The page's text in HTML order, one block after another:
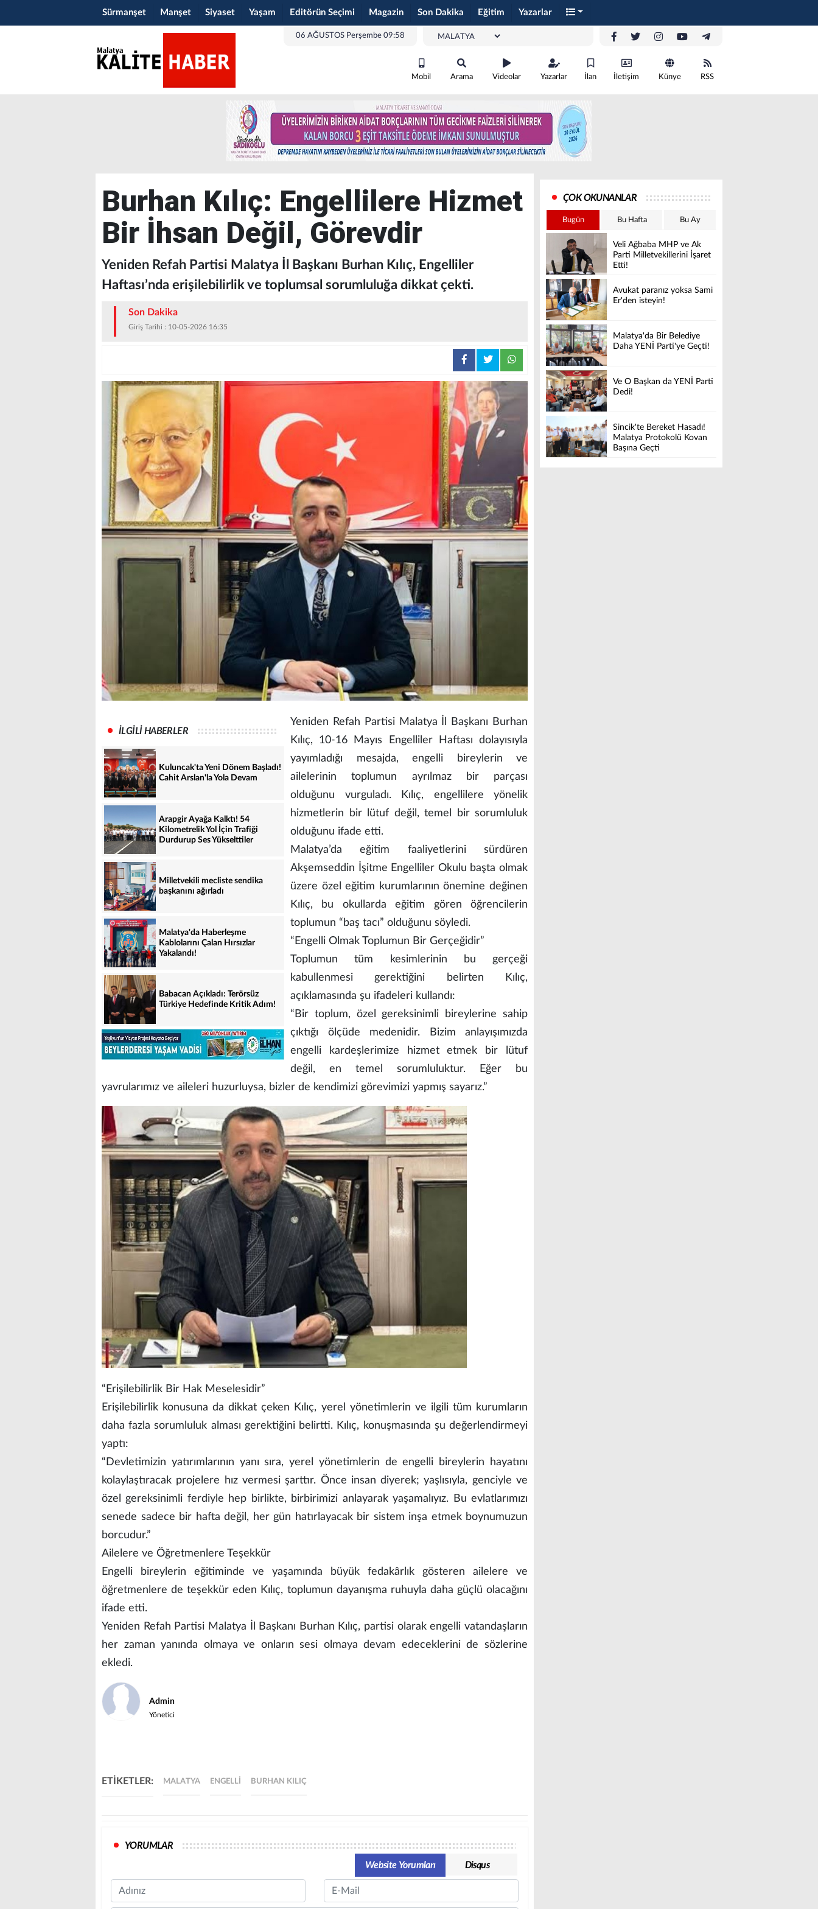
Sürmanşet Manşet Siyaset Yaşam Editörün Seçimi Magazin Son Dakika Eğitim Yazarlar
06 AĞUSTOS Perşembe 09:58
Mobil Arama Videolar Yazarlar İlan İletişim Künye RSS
Burhan Kılıç: Engellilere Hizmet
Bir İhsan Değil, Görevdir
Yeniden Refah Partisi Malatya İl Başkanı Burhan Kılıç, Engelliler
Haftası’nda erişilebilirlik ve toplumsal sorumluluğa dikkat çekti.
Son Dakika
Giriş Tarihi : 10-05-2026 16:35
İLGİLİ HABERLER
Kuluncak'ta Yeni Dönem Başladı!
Cahit Arslan'la Yola Devam
Arapgir Ayağa Kalktı! 54
Kilometrelik Yol İçin Trafiği
Durdurup Ses Yükselttiler
Milletvekili mecliste sendika
başkanını ağırladı
Malatya'da Haberleşme
Kablolarını Çalan Hırsızlar
Yakalandı!
Babacan Açıkladı: Terörsüz
Türkiye Hedefinde Kritik Adım!
Yeniden Refah Partisi Malatya İl Başkanı Burhan
Kılıç, 10-16 Mayıs Engelliler Haftası dolayısıyla
yayımladığı mesajda, engelli bireylerin ve
ailelerinin toplumun ayrılmaz bir parçası
olduğunu vurguladı. Kılıç, engellilere yönelik
hizmetlerin bir lütuf değil, temel bir sorumluluk
olduğunu ifade etti.
Malatya’da eğitim faaliyetlerini sürdüren
Akşemseddin İşitme Engelliler Okulu başta olmak
üzere özel eğitim kurumlarının önemine değinen
Kılıç, bu okullarda eğitim gören öğrencilerin
toplumun “baş tacı” olduğunu söyledi.
“Engelli Olmak Toplumun Bir Gerçeğidir”
Toplumun tüm kesimlerinin bu gerçeği
kabullenmesi gerektiğini belirten Kılıç,
açıklamasında şu ifadeleri kullandı:
“Bir toplum, özel gereksinimli bireylerine sahip
çıktığı ölçüde medenidir. Bizim anlayışımızda
engelli kardeşlerimize hizmet etmek bir lütuf
değil, en temel sorumluluktur. Eğer bu
yavrularımız ve aileleri huzurluysa, bizler de kendimizi görevimizi yapmış sayarız.”
“Erişilebilirlik Bir Hak Meselesidir”
Erişilebilirlik konusuna da dikkat çeken Kılıç, yerel yönetimlerin ve ilgili tüm kurumların
daha fazla sorumluluk alması gerektiğini belirtti. Kılıç, konuşmasında şu değerlendirmeyi
yaptı:
“Devletimizin yatırımlarının yanı sıra, yerel yönetimlerin de engelli bireylerin hayatını
kolaylaştıracak projelere hız vermesi şarttır. Önce insan diyerek; yaşlısıyla, genciyle ve
özel gereksinimli ferdiyle hep birlikte, birbirimizi anlayarak yaşamalıyız. Bu evlatlarımızı
senede sadece bir hafta değil, her gün hatırlayacak bir sistem inşa etmek boynumuzun
borcudur.”
Ailelere ve Öğretmenlere Teşekkür
Engelli bireylerin eğitiminde ve yaşamında büyük fedakârlık gösteren ailelere ve
öğretmenlere de teşekkür eden Kılıç, toplumun dayanışma ruhuyla daha güçlü olacağını
ifade etti.
Yeniden Refah Partisi Malatya İl Başkanı Burhan Kılıç, partisi olarak engelli vatandaşların
her zaman yanında olmaya ve onların sesi olmaya devam edeceklerini de sözlerine
ekledi.
Admin
Yönetici
ETİKETLER: MALATYA ENGELLI BURHAN KILIÇ
YORUMLAR
Website Yorumları
Disqus
Name Email
ÇOK OKUNANLAR
Bugün Bu Hafta Bu Ay
Veli Ağbaba MHP ve Ak
Parti Milletvekillerini İşaret
Etti!
Avukat paranız yoksa Sami
Er'den isteyin!
Malatya'da Bir Belediye
Daha YENİ Parti'ye Geçti!
Ve O Başkan da YENİ Parti
Dedi!
Sincik'te Bereket Hasadı!
Malatya Protokolü Kovan
Başına Geçti